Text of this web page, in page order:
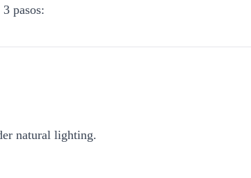
pasos:
natural lighting.